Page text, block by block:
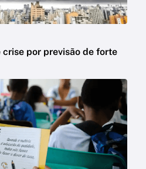
por previsão de forte